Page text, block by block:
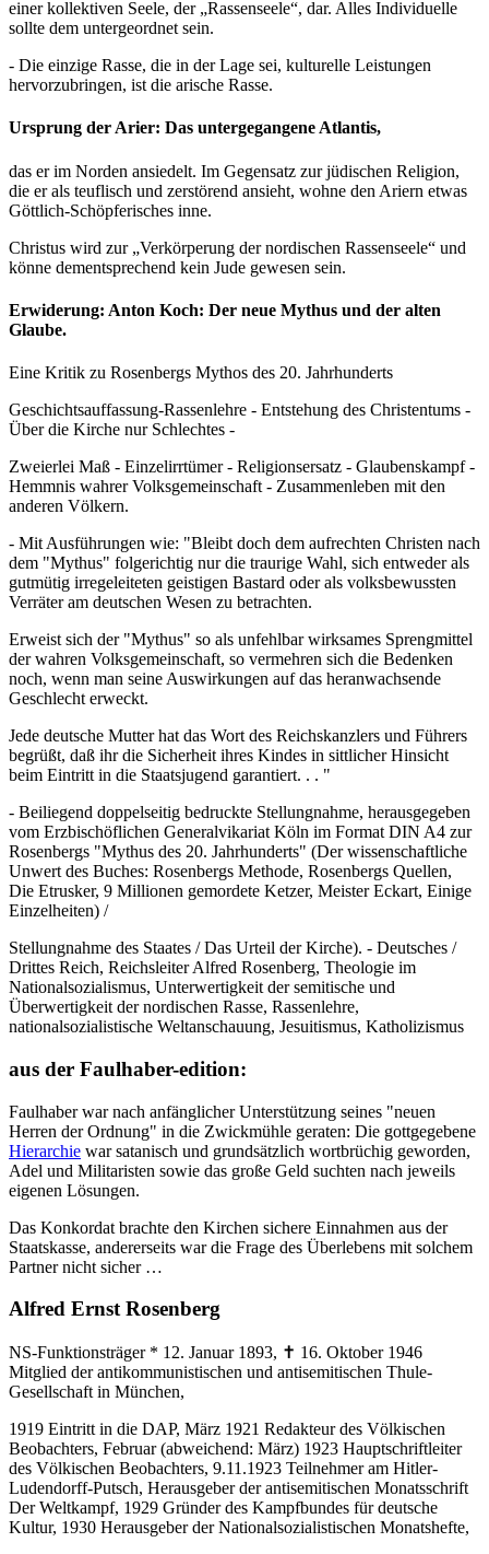
einer kollektiven Seele, der „Rassenseele“, dar. Alles Individuelle
sollte dem untergeordnet sein.
- Die einzige Rasse, die in der Lage sei, kulturelle Leistungen
hervorzubringen, ist die arische Rasse.
Ursprung der Arier: Das untergegangene Atlantis,
das er im Norden ansiedelt. Im Gegensatz zur jüdischen Religion,
die er als teuflisch und zerstörend ansieht, wohne den Ariern etwas
Göttlich-Schöpferisches inne.
Christus wird zur „Verkörperung der nordischen Rassenseele“ und
könne dementsprechend kein Jude gewesen sein.
Erwiderung: Anton Koch: Der neue Mythus und der alten
Glaube.
Eine Kritik zu Rosenbergs Mythos des 20. Jahrhunderts
Geschichtsauffassung-Rassenlehre - Entstehung des Christentums -
Über die Kirche nur Schlechtes -
Zweierlei Maß - Einzelirrtümer - Religionsersatz - Glaubenskampf -
Hemmnis wahrer Volksgemeinschaft - Zusammenleben mit den
anderen Völkern.
- Mit Ausführungen wie: "Bleibt doch dem aufrechten Christen nach
dem "Mythus" folgerichtig nur die traurige Wahl, sich entweder als
gutmütig irregeleiteten geistigen Bastard oder als volksbewussten
Verräter am deutschen Wesen zu betrachten.
Erweist sich der "Mythus" so als unfehlbar wirksames Sprengmittel
der wahren Volksgemeinschaft, so vermehren sich die Bedenken
noch, wenn man seine Auswirkungen auf das heranwachsende
Geschlecht erweckt.
Jede deutsche Mutter hat das Wort des Reichskanzlers und Führers
begrüßt, daß ihr die Sicherheit ihres Kindes in sittlicher Hinsicht
beim Eintritt in die Staatsjugend garantiert. . . "
- Beiliegend doppelseitig bedruckte Stellungnahme, herausgegeben
vom Erzbischöflichen Generalvikariat Köln im Format DIN A4 zur
Rosenbergs "Mythus des 20. Jahrhunderts" (Der wissenschaftliche
Unwert des Buches: Rosenbergs Methode, Rosenbergs Quellen,
Die Etrusker, 9 Millionen gemordete Ketzer, Meister Eckart, Einige
Einzelheiten) /
Stellungnahme des Staates / Das Urteil der Kirche). - Deutsches /
Drittes Reich, Reichsleiter Alfred Rosenberg, Theologie im
Nationalsozialismus, Unterwertigkeit der semitische und
Überwertigkeit der nordischen Rasse, Rassenlehre,
nationalsozialistische Weltanschauung, Jesuitismus, Katholizismus
aus der Faulhaber-edition:
Faulhaber war nach anfänglicher Unterstützung seines "neuen
Herren der Ordnung" in die Zwickmühle geraten: Die gottgegebene
Hierarchie war satanisch und grundsätzlich wortbrüchig geworden,
Adel und Militaristen sowie das große Geld suchten nach jeweils
eigenen Lösungen.
Das Konkordat brachte den Kirchen sichere Einnahmen aus der
Staatskasse, andererseits war die Frage des Überlebens mit solchem
Partner nicht sicher …
Alfred Ernst Rosenberg
NS-Funktionsträger * 12. Januar 1893, ✝ 16. Oktober 1946
Mitglied der antikommunistischen und antisemitischen Thule-
Gesellschaft in München,
1919 Eintritt in die DAP, März 1921 Redakteur des Völkischen
Beobachters, Februar (abweichend: März) 1923 Hauptschriftleiter
des Völkischen Beobachters, 9.11.1923 Teilnehmer am Hitler-
Ludendorff-Putsch, Herausgeber der antisemitischen Monatsschrift
Der Weltkampf, 1929 Gründer des Kampfbundes für deutsche
Kultur, 1930 Herausgeber der Nationalsozialistischen Monatshefte,